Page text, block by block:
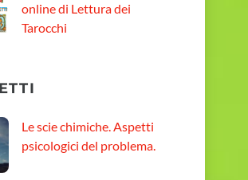
online di Lettura dei
Tarocchi
Le scie chimiche. Aspetti
psicologici del problema.